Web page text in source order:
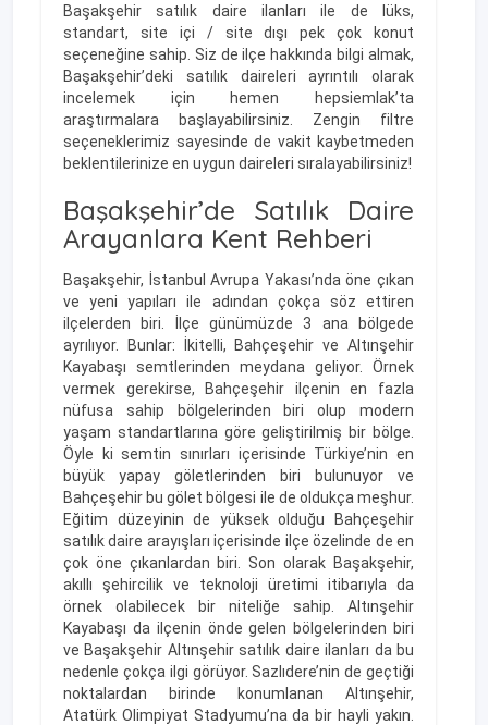
Başakşehir satılık daire ilanları ile de lüks,
standart, site içi / site dışı pek çok konut
seçeneğine sahip. Siz de ilçe hakkında bilgi almak,
Başakşehir’deki satılık daireleri ayrıntılı olarak
incelemek için hemen hepsiemlak’ta
araştırmalara başlayabilirsiniz. Zengin filtre
seçeneklerimiz sayesinde de vakit kaybetmeden
beklentilerinize en uygun daireleri sıralayabilirsiniz!
Başakşehir’de Satılık Daire
Arayanlara Kent Rehberi
Başakşehir, İstanbul Avrupa Yakası’nda öne çıkan
ve yeni yapıları ile adından çokça söz ettiren
ilçelerden biri. İlçe günümüzde 3 ana bölgede
ayrılıyor. Bunlar: İkitelli, Bahçeşehir ve Altınşehir
Kayabaşı semtlerinden meydana geliyor. Örnek
vermek gerekirse, Bahçeşehir ilçenin en fazla
nüfusa sahip bölgelerinden biri olup modern
yaşam standartlarına göre geliştirilmiş bir bölge.
Öyle ki semtin sınırları içerisinde Türkiye’nin en
büyük yapay göletlerinden biri bulunuyor ve
Bahçeşehir bu gölet bölgesi ile de oldukça meşhur.
Eğitim düzeyinin de yüksek olduğu Bahçeşehir
satılık daire arayışları içerisinde ilçe özelinde de en
çok öne çıkanlardan biri. Son olarak Başakşehir,
akıllı şehircilik ve teknoloji üretimi itibarıyla da
örnek olabilecek bir niteliğe sahip. Altınşehir
Kayabaşı da ilçenin önde gelen bölgelerinden biri
ve Başakşehir Altınşehir satılık daire ilanları da bu
nedenle çokça ilgi görüyor. Sazlıdere’nin de geçtiği
noktalardan birinde konumlanan Altınşehir,
Atatürk Olimpiyat Stadyumu’na da bir hayli yakın.